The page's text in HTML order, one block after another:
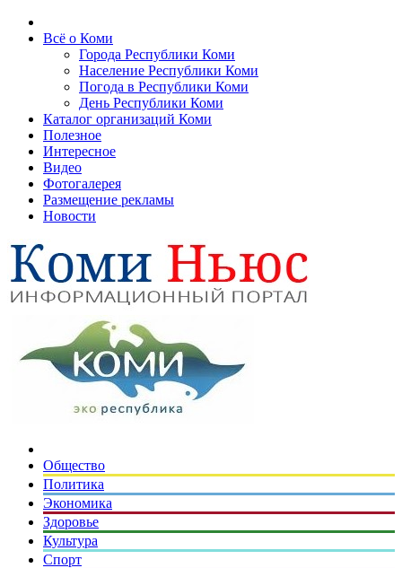
Всё о Коми
Города Республики Коми
Население Республики Коми
Погода в Республики Коми
День Республики Коми
Каталог организаций Коми
Полезное
Интересное
Видео
Фотогалерея
Размещение рекламы
Новости
Общество
Политика
Экономика
Здоровье
Культура
Спорт